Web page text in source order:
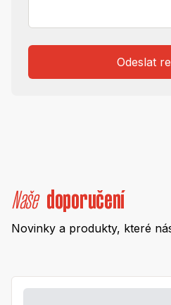
Odeslat
Naše doporučení
Novinky a produkty, které